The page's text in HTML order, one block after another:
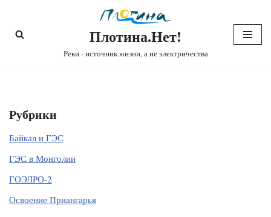
Перейти
Плотина.Нет!
Реки - источник жизни, а не электричества
Рубрики
Байкал и ГЭС
ГЭС в Монголии
ГОЭЛРО-2
Освоение Приангарья